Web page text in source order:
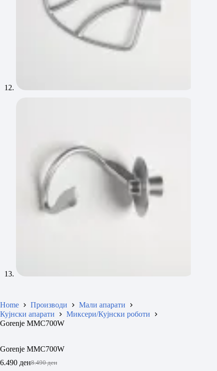
Home Производи
Мали апарати
Кујнски апарати
Миксери/Кујнски роботи
Gorenje MMC700W
Gorenje MMC700W
8.490ден
Original
6.490 денCurrent